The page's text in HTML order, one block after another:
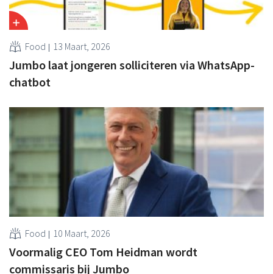
Food 13 Maart, 2026
Jumbo laat jongeren solliciteren via WhatsApp-
chatbot
Food 10 Maart, 2026
Voormalig CEO Tom Heidman wordt
commissaris bij Jumbo